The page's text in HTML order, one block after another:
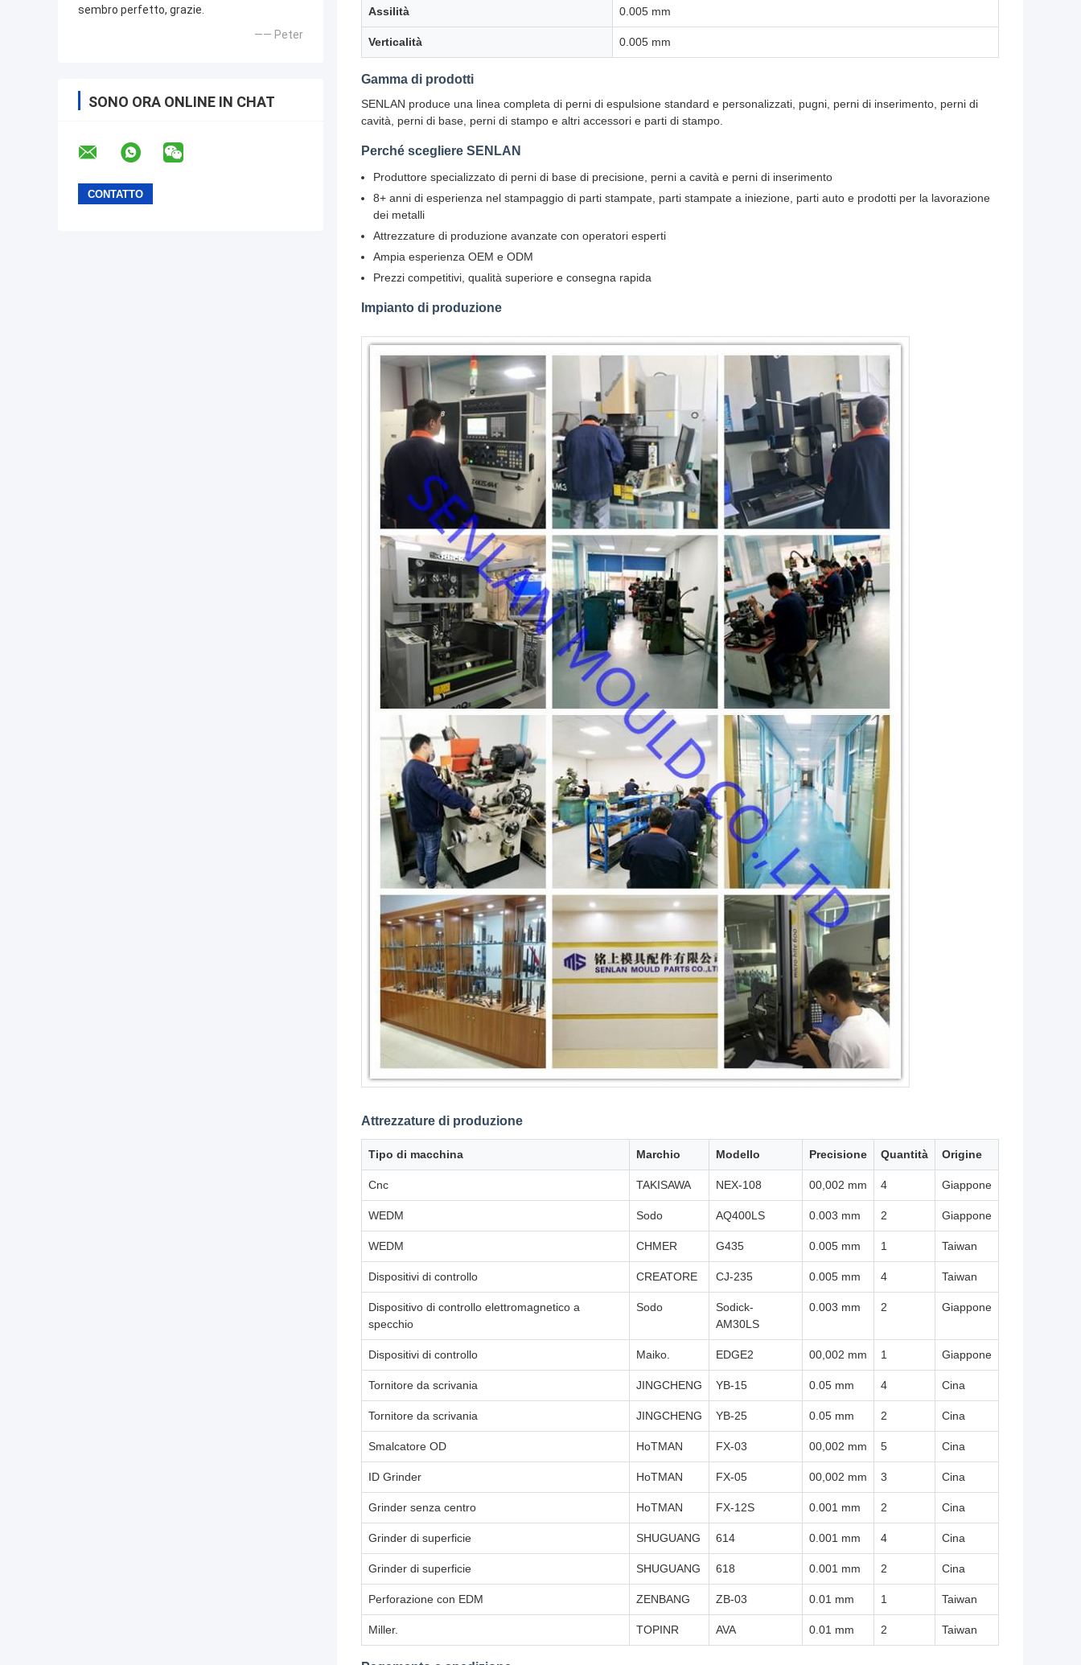
sembro perfetto, grazie.
—— Peter
SONO ORA ONLINE IN CHAT
Assilità 0.005 mm
Verticalità 0.005 mm
Gamma di prodotti
SENLAN produce una linea completa di perni di espulsione standard e personalizzati, pugni, perni di inserimento, perni di
cavità, perni di base, perni di stampo e altri accessori e parti di stampo.
Perché scegliere SENLAN
Produttore specializzato di perni di base di precisione, perni a cavità e perni di inserimento
8+ anni di esperienza nel stampaggio di parti stampate, parti stampate a iniezione, parti auto e prodotti per la lavorazione
dei metalli
Attrezzature di produzione avanzate con operatori esperti
Ampia esperienza OEM e ODM
Prezzi competitivi, qualità superiore e consegna rapida
Impianto di produzione
Attrezzature di produzione
Tipo di macchina Marchio Modello Precisione Quantità Origine
Cnc TAKISAWA NEX-108 00,002 mm 4 Giappone
WEDM Sodo AQ400LS 0.003 mm 2 Giappone
WEDM CHMER G435 0.005 mm 1 Taiwan
Dispositivi di controllo CREATORE CJ-235 0.005 mm 4 Taiwan
Dispositivo di controllo elettromagnetico a
specchio
Sodo
Sodick-
AM30LS
0.003 mm 2 Giappone
Dispositivi di controllo Maiko. EDGE2 00,002 mm 1 Giappone
Tornitore da scrivania JINGCHENG YB-15 0.05 mm 4 Cina
Tornitore da scrivania JINGCHENG YB-25 0.05 mm 2 Cina
Smalcatore OD HoTMAN FX-03 00,002 mm 5 Cina
ID Grinder HoTMAN FX-05 00,002 mm 3 Cina
Grinder senza centro HoTMAN FX-12S 0.001 mm 2 Cina
Grinder di superficie SHUGUANG 614 0.001 mm 4 Cina
Grinder di superficie SHUGUANG 618 0.001 mm 2 Cina
Perforazione con EDM ZENBANG ZB-03 0.01 mm 1 Taiwan
Miller. TOPINR AVA 0.01 mm 2 Taiwan